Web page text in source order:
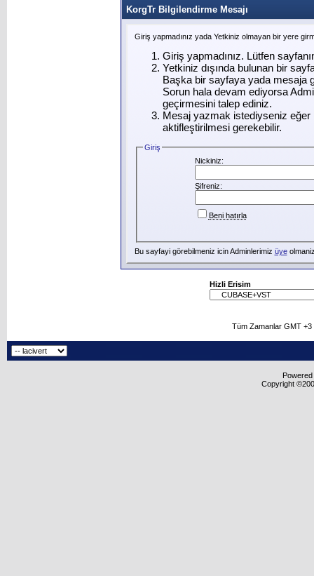
KorgTr Bilgilendirme Mesajı
Giriş yapmadınız yada Yetkiniz olmayan bir yere
Giriş yapmadınız. Lütfen
Yetkiniz dışında bulunan bir
Başka bir sayfaya yada mesaja
Sorun hala devam ediyorsa
geçirmesini talep ediniz.
Mesaj yazmak istediyseniz eğer
aktifleştirilmesi gerekebilir.
Giriş
Nickiniz:
Şifreniz:
Beni hatırla
Bu sayfayi görebilmeniz icin Adminlerimiz üye
Hizli Erisim
Tüm Zamanlar GMT
Copyright